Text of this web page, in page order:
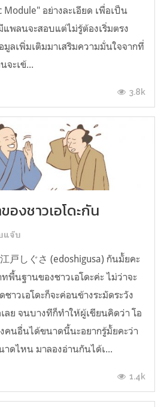
Module" อย่างละเอียด เพื่อเป็น
พลนจะสอบแต่ไม่รู้ต้องเริ่มตรง
ลเพิ่มเติมมาเสริมความมั่นใจจากที่
จะเข้...
3.8k
องชาวเอโดะกัน
แจ๊บ
戸しぐさ (edoshigusa) กันมั้ยคะ
พื้นฐานของชาวเอโดะค่ะ ไม่ว่าจะ
าวเอโดะก็จะค่อนข้างระมัดระวัง
ลย จนบางทีก็ทำให้ผู้เขียนคิดว่า โอ
คนอื่นได้ขนาดนี้นะอยากรู้มั้ยคะว่า
าดไหน มาลองอ่านกันได้เ...
1.4k